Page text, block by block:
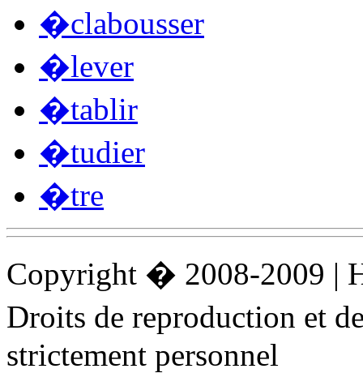
�clabousser
�lever
�tablir
�tudier
�tre
Copyright � 2008-2009 |
Droits de reproduction et
strictement personnel